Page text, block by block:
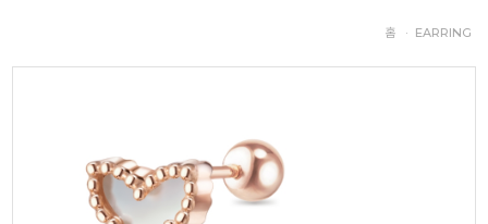
홈 · EARRING